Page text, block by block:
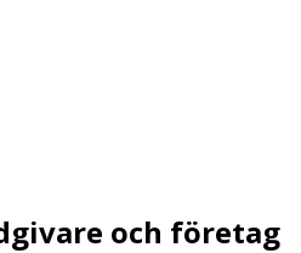
och företag